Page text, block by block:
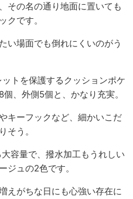
その名の通り地面に置いても
クです。
い場面でも倒れにくいのがう
トを保護するクッションポケ
、外側5個と、かなり充実。
キーフックなど、細かいこだ
そう。
容量で、撥水加工もうれしい
ジュの2色です。
えがちな日にも心強い存在に